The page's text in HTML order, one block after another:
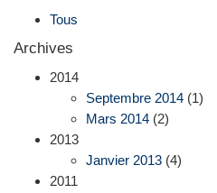
Tous
Archives
2014
Septembre 2014 (1)
Mars 2014 (2)
2013
Janvier 2013 (4)
2011